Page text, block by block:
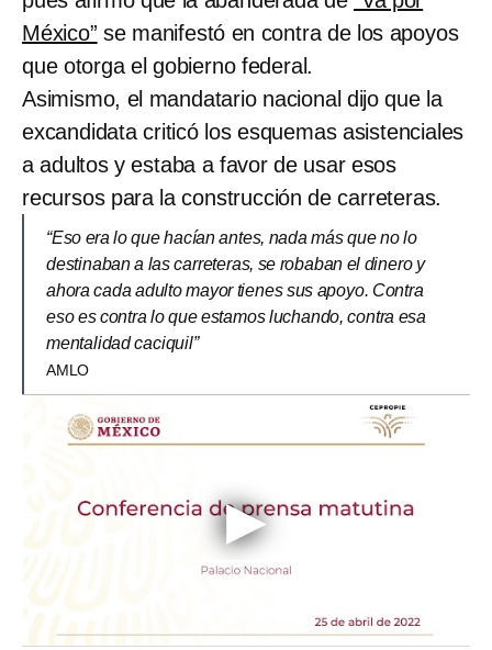
México” se manifestó en contra de los apoyos
que otorga el gobierno federal.
Asimismo, el mandatario nacional dijo que la
excandidata criticó los esquemas asistenciales
a adultos y estaba a favor de usar esos
recursos para la construcción de carreteras.
“Eso era lo que hacían antes, nada más que no lo
destinaban a las carreteras, se robaban el dinero y
ahora cada adulto mayor tienes sus apoyo. Contra
eso es contra lo que estamos luchando, contra esa
mentalidad caciquil”
AMLO